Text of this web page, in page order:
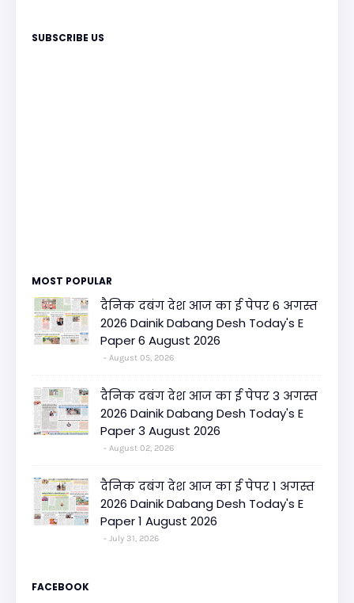
SUBSCRIBE US
MOST POPULAR
दैनिक दबंग देश आज का ई पेपर 6 अगस्त
2026 Dainik Dabang Desh Today's E
Paper 6 August 2026
August 05, 2026
दैनिक दबंग देश आज का ई पेपर 3 अगस्त
2026 Dainik Dabang Desh Today's E
Paper 3 August 2026
August 02, 2026
दैनिक दबंग देश आज का ई पेपर 1 अगस्त
2026 Dainik Dabang Desh Today's E
Paper 1 August 2026
July 31, 2026
FACEBOOK